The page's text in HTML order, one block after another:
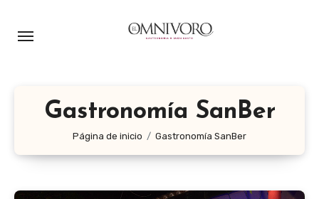
Gastronomía SanBer
Página de inicio Gastronomía SanBer